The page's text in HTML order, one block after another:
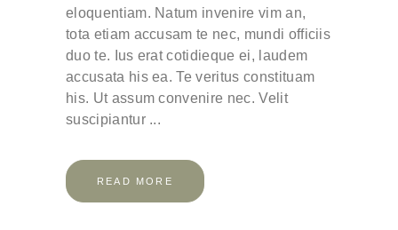
eloquentiam. Natum invenire vim an,
tota etiam accusam te nec, mundi officiis
duo te. Ius erat cotidieque ei, laudem
accusata his ea. Te veritus constituam
his. Ut assum convenire nec. Velit
suscipiantur
READ MORE